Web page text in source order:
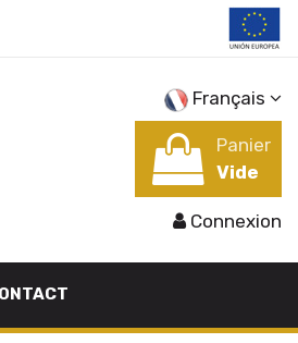
Français
Panier
Vide
Connexion